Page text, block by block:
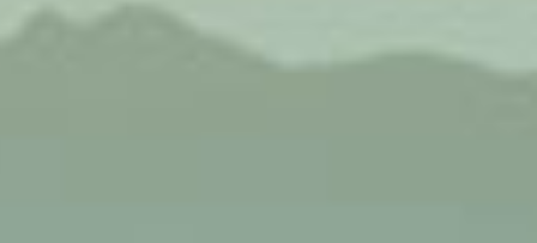
các ăn
định đề
khoai tây
các thực
khỏe